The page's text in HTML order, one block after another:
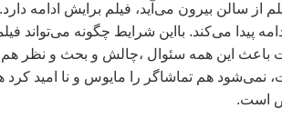
از سالن بيرون می‌آيد، فيلم برايش ادامه
پيدا می‌کند. بااين شرايط چگونه می‌تواند
باعث اين همه سئوال ،چالش و بحث و نظر هم
نمی‌شود هم تماشاگر را مايوس و نا اميد کرد
است.